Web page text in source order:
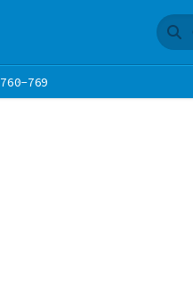
760-769